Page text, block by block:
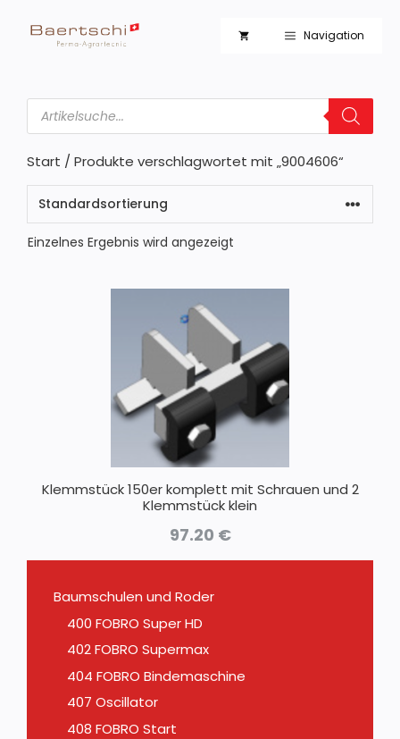
Inhalt
Navigation
Products
search
Start / Produkte verschlagwortet mit „9004606“
Einzelnes Ergebnis wird angezeigt
Klemmstück 150er komplett mit Schrauen und 2
Klemmstück klein
97.20 €
Baumschulen und Roder
400 FOBRO Super HD
402 FOBRO Supermax
404 FOBRO Bindemaschine
407 Oscillator
408 FOBRO Start